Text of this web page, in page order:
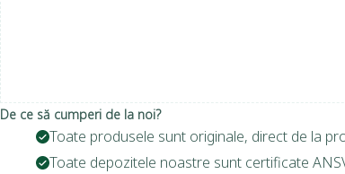
De ce să cumperi de la noi?
Toate produsele sunt originale, direct de la
Toate depozitele noastre sunt certificate